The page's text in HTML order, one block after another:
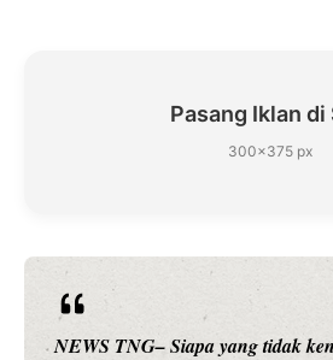
Pasang Iklan di
300×375 px
NEWS TNG– Siapa